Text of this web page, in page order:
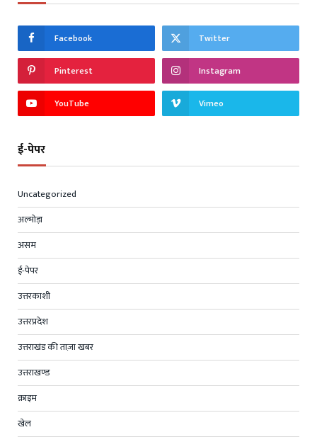
Facebook Twitter
Pinterest Instagram
YouTube Vimeo
ई-पेपर
Uncategorized
अल्मोड़ा
असम
ई-पेपर
उत्तरकाशी
उत्तरप्रदेश
उत्तराखंड की ताज़ा खबर
उत्तराखण्ड
क्राइम
खेल